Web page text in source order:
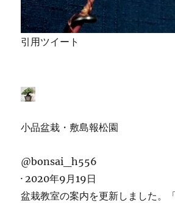
引用ツイート
小品盆栽・敷島報松園
@bonsai_h556
·2020年9月19日
盆栽教室の案内を更新しました。